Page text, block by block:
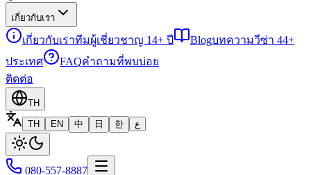
เกี่ยวกับเรา
เกี่ยวกับเราทีมผู้เชี่ยวชาญ 14+ ปี Blogบทความวีซ่า 44+
ประเทศ
FAQคำถามที่พบบ่อย
ติดต่อ
TH
TH
EN 中 日 한 ع
080-557-8887